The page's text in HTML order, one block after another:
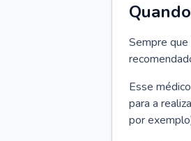
Sempre
Esse
para a
por